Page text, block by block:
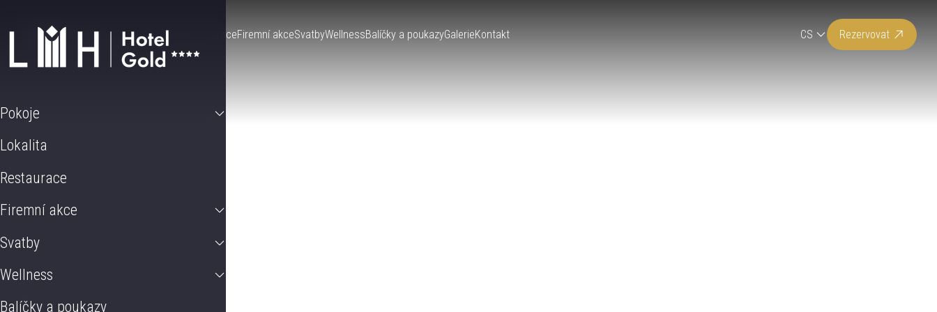
PokojeLokalita RestauraceFiremní akceSvatbyWellnessBalíčky a poukazyGalerieKontakt CS Rezervovat
Pokoje
Lokalita
Restaurace
Firemní akce
Svatby
Wellness
Balíčky a poukazy